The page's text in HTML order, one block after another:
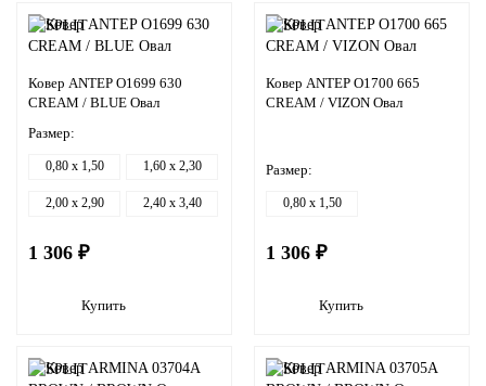
Ковер ANTEP O1699 630
CREAM / BLUE Овал
Размер:
0,80 x 1,50 1,60 x 2,30
2,00 x 2,90 2,40 x 3,40
1 306 ₽
Купить
Ковер ANTEP O1700 665
CREAM / VIZON Овал
Размер:
0,80 x 1,50
1 306 ₽
Купить